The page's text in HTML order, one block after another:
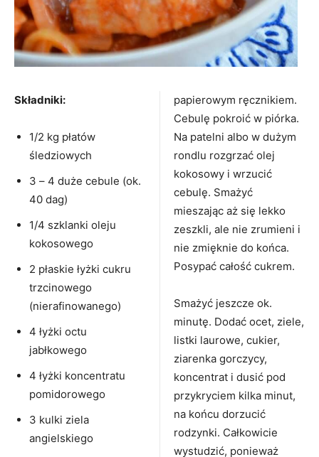
Składniki:
1/2 kg płatów
śledziowych
3 – 4 duże cebule (ok.
40 dag)
1/4 szklanki oleju
kokosowego
2 płaskie łyżki cukru
trzcinowego
(nierafinowanego)
4 łyżki octu
jabłkowego
4 łyżki koncentratu
pomidorowego
3 kulki ziela
angielskiego
papierowym ręcznikiem.
Cebulę pokroić w piórka.
Na patelni albo w dużym
rondlu rozgrzać olej
kokosowy i wrzucić
cebulę. Smażyć
mieszając aż się lekko
zeszkli, ale nie zrumieni i
nie zmięknie do końca.
Posypać całość cukrem.
Smażyć jeszcze ok.
minutę. Dodać ocet, ziele,
listki laurowe, cukier,
ziarenka gorczycy,
koncentrat i dusić pod
przykryciem kilka minut,
na końcu dorzucić
rodzynki. Całkowicie
wystudzić, ponieważ